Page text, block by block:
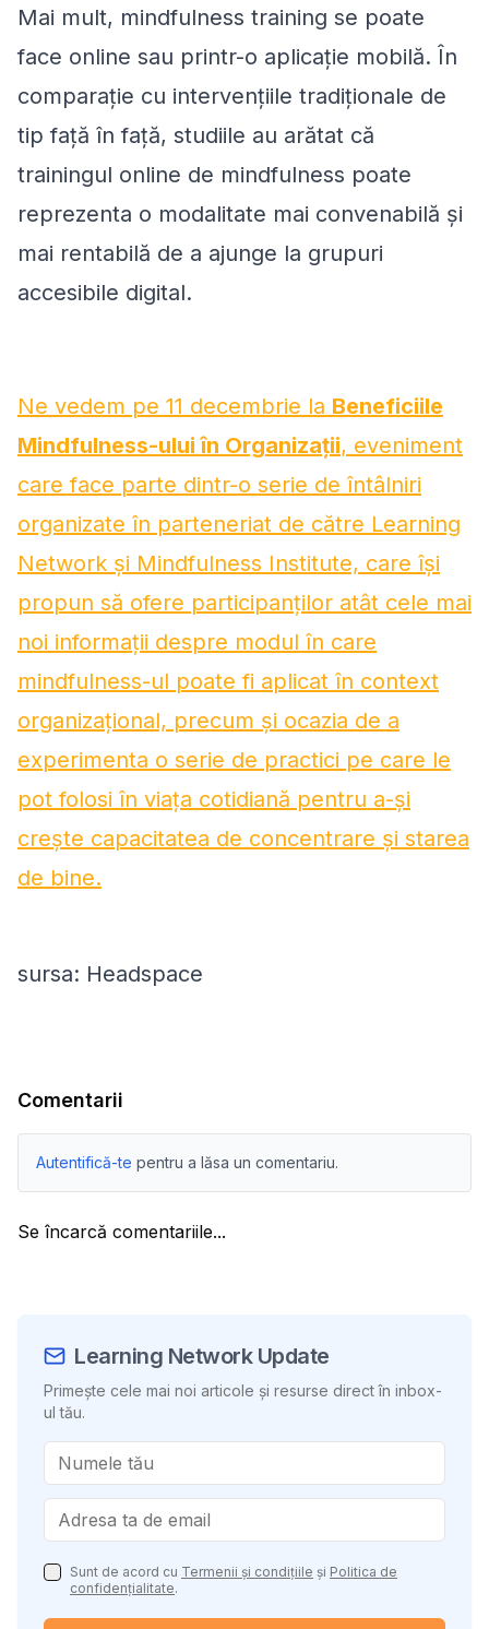
Mai mult, mindfulness training se poate
face online sau printr-o aplicație mobilă. În
comparație cu intervențiile tradiționale de
tip față în față, studiile au arătat că
trainingul online de mindfulness poate
reprezenta o modalitate mai convenabilă și
mai rentabilă de a ajunge la grupuri
accesibile digital.
Ne vedem pe 11 decembrie la Beneficiile
Mindfulness-ului în Organizații, eveniment
care face parte dintr-o serie de întâlniri
organizate în parteneriat de către Learning
Network și Mindfulness Institute, care își
propun să ofere participanților atât cele mai
noi informații despre modul în care
mindfulness-ul poate fi aplicat în context
organizațional, precum și ocazia de a
experimenta o serie de practici pe care le
pot folosi în viața cotidiană pentru a-și
crește capacitatea de concentrare și starea
de bine.
sursa: Headspace
Comentarii
Autentifică-te pentru a lăsa un comentariu.
Se încarcă comentariile...
Learning Network Update
Primește cele mai noi articole și resurse direct în inbox-
ul tău.
Sunt de acord cu Termenii și condițiile și Politica de
confidențialitate.